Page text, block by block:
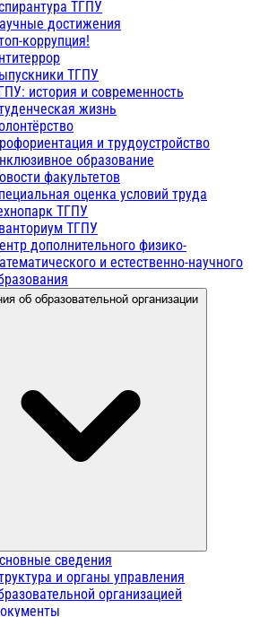
ТГПУ
достижения
коррупция!
ТГПУ
история и современность
жизнь
и трудоустройство
образование
факультетов
оценка условий труда
ТГПУ
ТГПУ
дополнительного физико-
и естественно-научного
об образовательной организации
сведения
и органы управления
организацией